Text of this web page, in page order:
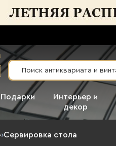
Подарки
Интерьер и
декор
›Сервировка стола